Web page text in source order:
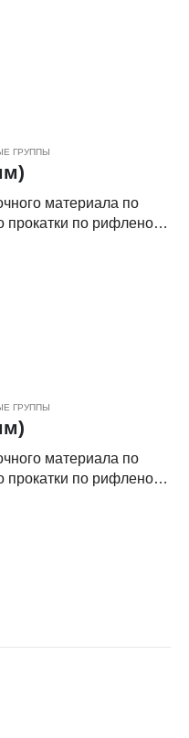
ГРУППЫ
материала по
прокатки по рифленой
ГРУППЫ
материала по
прокатки по рифленой